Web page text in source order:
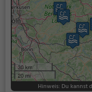
30 km
20 mi
Hinweis: Du kannst